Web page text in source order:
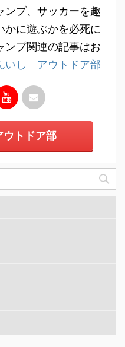
ンプ、サッカーを趣
かに遊ぶかを必死に
ンプ関連の記事はお
いし アウトドア部
トドア部